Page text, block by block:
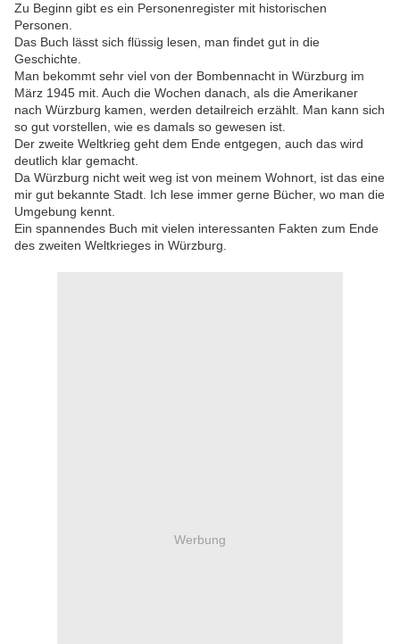
Zu Beginn gibt es ein Personenregister mit historischen
Personen.
Das Buch lässt sich flüssig lesen, man findet gut in die
Geschichte.
Man bekommt sehr viel von der Bombennacht in Würzburg im
März 1945 mit. Auch die Wochen danach, als die Amerikaner
nach Würzburg kamen, werden detailreich erzählt. Man kann sich
so gut vorstellen, wie es damals so gewesen ist.
Der zweite Weltkrieg geht dem Ende entgegen, auch das wird
deutlich klar gemacht.
Da Würzburg nicht weit weg ist von meinem Wohnort, ist das eine
mir gut bekannte Stadt. Ich lese immer gerne Bücher, wo man die
Umgebung kennt.
Ein spannendes Buch mit vielen interessanten Fakten zum Ende
des zweiten Weltkrieges in Würzburg.
Werbung